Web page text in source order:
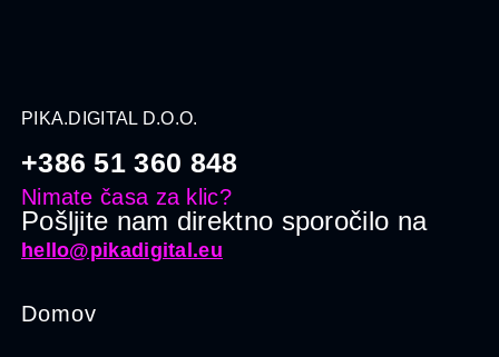
PIKA.DIGITAL D.O.O.
+386 51 360 848
Nimate časa za klic?
Pošljite nam direktno sporočilo na
hello@pikadigital.eu
Domov